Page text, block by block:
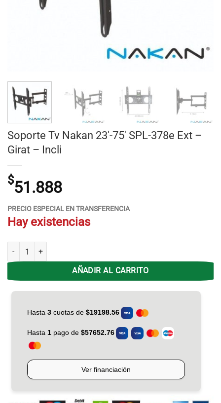
Soporte Tv Nakan 23′-75′ SPL-378e Ext –
Girat – Incli
$51.888
PRECIO ESPECIAL EN TRANSFERENCIA
Hay existencias
Soporte Tv Nakan 23'-75' SPL-378e Ext - Girat - Incli cantidad
AÑADIR AL CARRITO